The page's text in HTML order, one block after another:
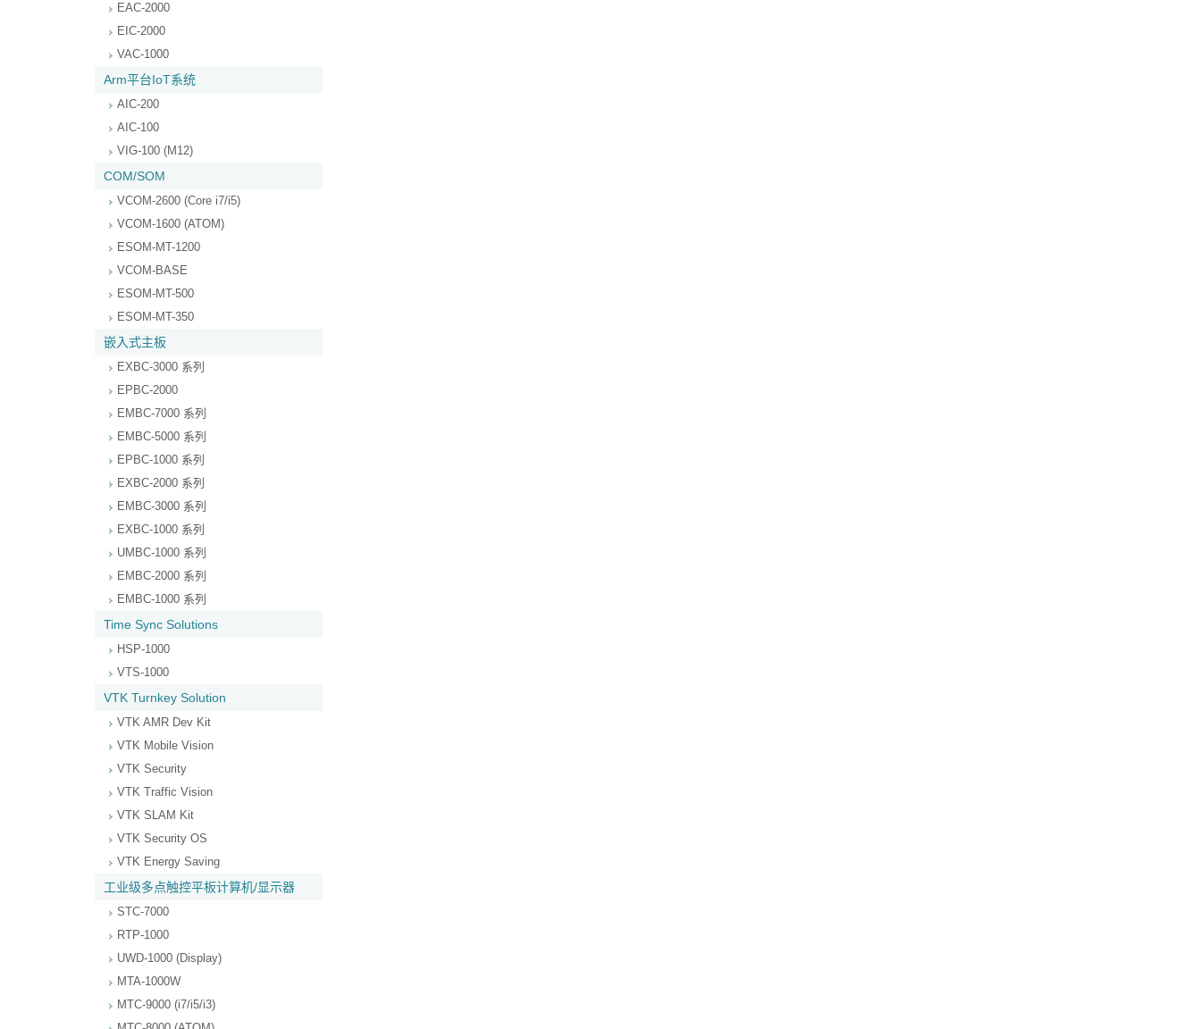
EAC-2000
EIC-2000
VAC-1000
Arm平台IoT系统
AIC-200
AIC-100
VIG-100 (M12)
COM/SOM
VCOM-2600 (Core i7/i5)
VCOM-1600 (ATOM)
ESOM-MT-1200
VCOM-BASE
ESOM-MT-500
ESOM-MT-350
嵌入式主板
EXBC-3000 系列
EPBC-2000
EMBC-7000 系列
EMBC-5000 系列
EPBC-1000 系列
EXBC-2000 系列
EMBC-3000 系列
EXBC-1000 系列
UMBC-1000 系列
EMBC-2000 系列
EMBC-1000 系列
Time Sync Solutions
HSP-1000
VTS-1000
VTK Turnkey Solution
VTK AMR Dev Kit
VTK Mobile Vision
VTK Security
VTK Traffic Vision
VTK SLAM Kit
VTK Security OS
VTK Energy Saving
工业级多点触控平板计算机/显示器
STC-7000
RTP-1000
UWD-1000 (Display)
MTA-1000W
MTC-9000 (i7/i5/i3)